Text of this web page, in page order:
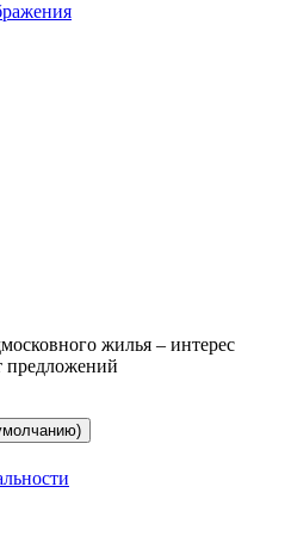
жилья – интерес
предложений